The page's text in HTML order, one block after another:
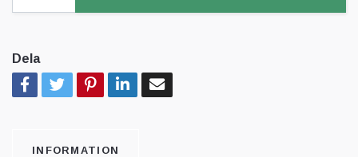
Dela
INFORMATION